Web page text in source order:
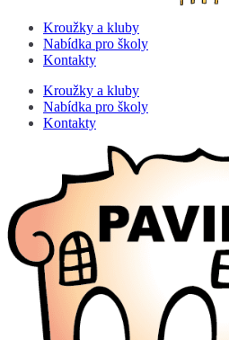
Kroužky a kluby
Nabídka pro školy
Kontakty
Kroužky a kluby
Nabídka pro školy
Kontakty